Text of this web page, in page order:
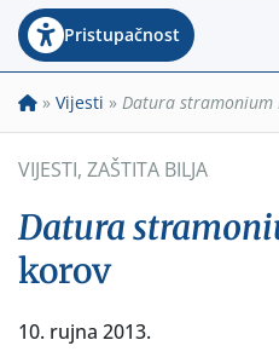
Pristupačnost
» Vijesti » Datura stramonium
VIJESTI, ZAŠTITA BILJA
Datura
korov
10. rujna 2013.